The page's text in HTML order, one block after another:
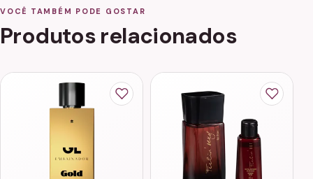
VOCÊ TAMBÉM PODE GOSTAR
Produtos relacionados